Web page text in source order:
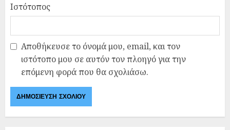
Ιστότοπος
Αποθήκευσε το όνομά μου, email, και τον
ιστότοπο μου σε αυτόν τον πλοηγό για την
επόμενη φορά που θα σχολιάσω.